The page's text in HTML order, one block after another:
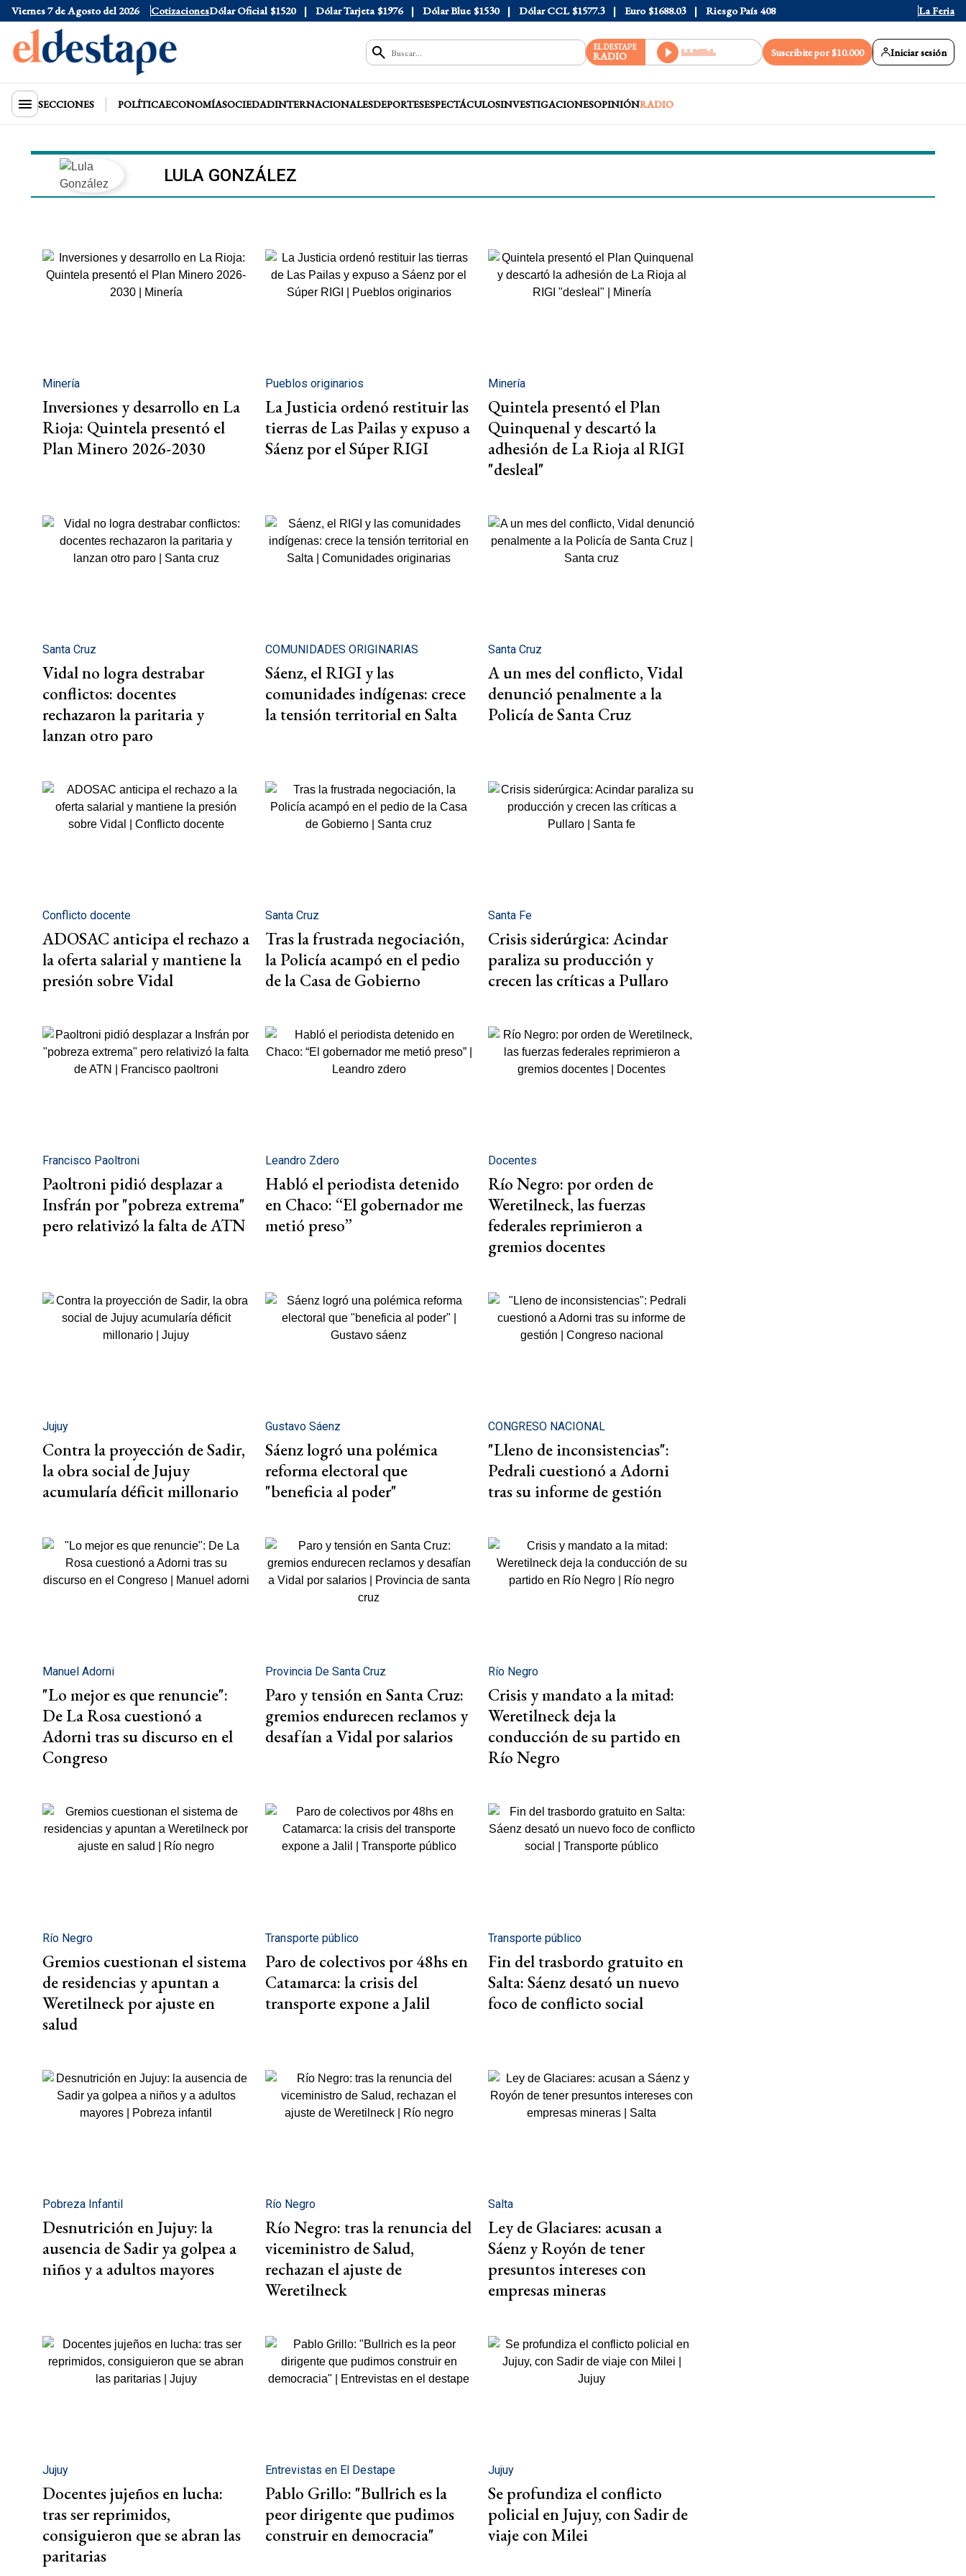
Viernes 7 de Agosto del 2026 CotizacionesDólar Oficial $1520 Dólar Tarjeta $1976 Dólar Blue $1530 Dólar CCL $1577.3 Euro $1688.03 Riesgo País 408 La Feria
EL DESTAPE
RADIO Suscribite por $10.000 Iniciar sesión
SECCIONES POLÍTICAECONOMÍASOCIEDADINTERNACIONALESDEPORTESESPECTÁCULOSINVESTIGACIONESOPINIÓNRADIO
LULA GONZÁLEZ
Minería
Inversiones y desarrollo en La
Rioja: Quintela presentó el
Plan Minero 2026-2030
Pueblos originarios
La Justicia ordenó restituir las
tierras de Las Pailas y expuso a
Sáenz por el Súper RIGI
Minería
Quintela presentó el Plan
Quinquenal y descartó la
adhesión de La Rioja al RIGI
"desleal"
Santa Cruz
Vidal no logra destrabar
conflictos: docentes
rechazaron la paritaria y
lanzan otro paro
COMUNIDADES ORIGINARIAS
Sáenz, el RIGI y las
comunidades indígenas: crece
la tensión territorial en Salta
Santa Cruz
A un mes del conflicto, Vidal
denunció penalmente a la
Policía de Santa Cruz
Conflicto docente
ADOSAC anticipa el rechazo a
la oferta salarial y mantiene la
presión sobre Vidal
Santa Cruz
Tras la frustrada negociación,
la Policía acampó en el pedio
de la Casa de Gobierno
Santa Fe
Crisis siderúrgica: Acindar
paraliza su producción y
crecen las críticas a Pullaro
Francisco Paoltroni
Paoltroni pidió desplazar a
Insfrán por "pobreza extrema"
pero relativizó la falta de ATN
Leandro Zdero
Habló el periodista detenido
en Chaco: “El gobernador me
metió preso”
Docentes
Río Negro: por orden de
Weretilneck, las fuerzas
federales reprimieron a
gremios docentes
Jujuy
Contra la proyección de Sadir,
la obra social de Jujuy
acumularía déficit millonario
Gustavo Sáenz
Sáenz logró una polémica
reforma electoral que
"beneficia al poder"
CONGRESO NACIONAL
"Lleno de inconsistencias":
Pedrali cuestionó a Adorni
tras su informe de gestión
Manuel Adorni
"Lo mejor es que renuncie":
De La Rosa cuestionó a
Adorni tras su discurso en el
Congreso
Provincia De Santa Cruz
Paro y tensión en Santa Cruz:
gremios endurecen reclamos y
desafían a Vidal por salarios
Río Negro
Crisis y mandato a la mitad:
Weretilneck deja la
conducción de su partido en
Río Negro
Río Negro
Gremios cuestionan el sistema
de residencias y apuntan a
Weretilneck por ajuste en
salud
Transporte público
Paro de colectivos por 48hs en
Catamarca: la crisis del
transporte expone a Jalil
Transporte público
Fin del trasbordo gratuito en
Salta: Sáenz desató un nuevo
foco de conflicto social
Pobreza Infantil
Desnutrición en Jujuy: la
ausencia de Sadir ya golpea a
niños y a adultos mayores
Río Negro
Río Negro: tras la renuncia del
viceministro de Salud,
rechazan el ajuste de
Weretilneck
Salta
Ley de Glaciares: acusan a
Sáenz y Royón de tener
presuntos intereses con
empresas mineras
Jujuy
Docentes jujeños en lucha:
tras ser reprimidos,
consiguieron que se abran las
paritarias
Entrevistas en El Destape
Pablo Grillo: "Bullrich es la
peor dirigente que pudimos
construir en democracia"
Jujuy
Se profundiza el conflicto
policial en Jujuy, con Sadir de
viaje con Milei